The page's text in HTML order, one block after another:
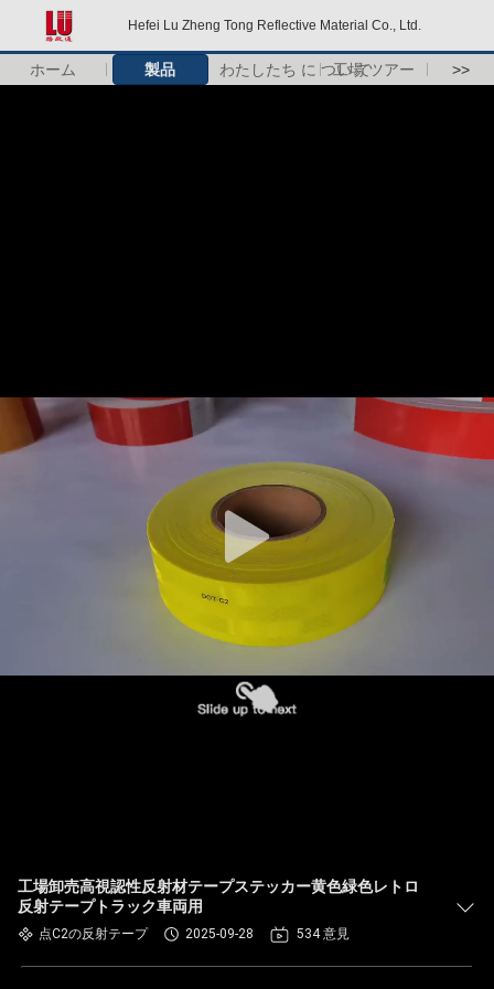
Hefei Lu Zheng Tong Reflective Material Co., Ltd.
ホーム 製品 わたしたち に つい て工場 ツアー >>
工場卸売高視認性反射材テープステッカー黄色緑色レトロ
反射テープトラック車両用
点C2の反射テープ 2025-09-28 534 意見